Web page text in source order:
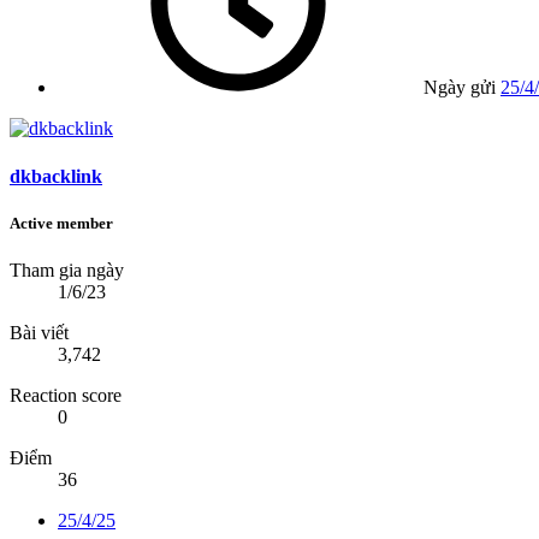
Ngày gửi 25/
dkbacklink
Active member
Tham gia ngày
1/6/23
Bài viết
3,742
Reaction score
0
Điểm
36
25/4/25